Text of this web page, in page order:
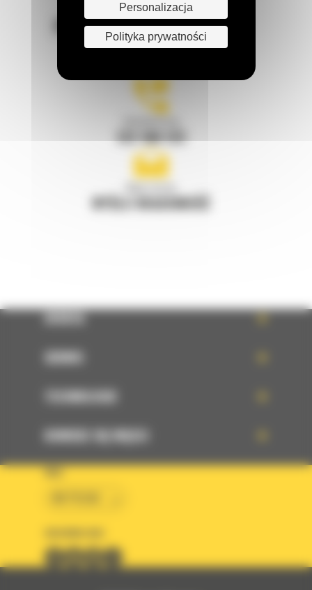
POZOSTAŃMY W KONTAKCIE
Zadzwoń do nas
122 100 122
WYŚLIJ WIADOMOŚĆ
OFERTA
SERWIS
TECHNOLOGIE
DOWIEDZ SIĘ WIĘCEJ
KRAJ
Personalizacja
Polityka prywatności